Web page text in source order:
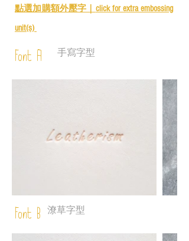
點選加購額外壓字｜ click for extra embossing
unit(s)
Font A 手寫字型
Font B 潦草字型